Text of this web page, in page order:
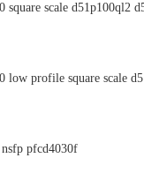
square scale d51p100ql2
low profile square scale
pfcd4030f